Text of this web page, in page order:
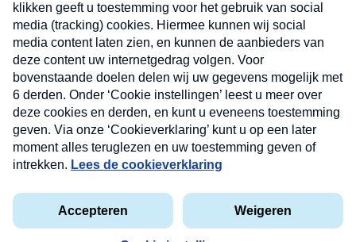
Privacyverklaring
Cookieverklaring
Kwetsbaarheid melden
Copyright © 2026 MAX Vandaag - Omroep MAX
Nieuwsbrief
Neem hier een gratis abonnement op onze
nieuwsbrief. Elke vrijdag- en dinsdagochtend in uw